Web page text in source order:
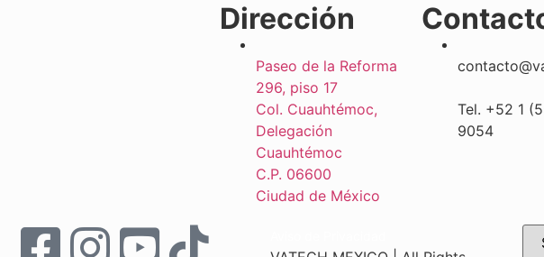
Dirección
Paseo de la Reforma
296, piso 17
Col. Cuauhtémoc,
Delegación
Cuauhtémoc
C.P. 06600
Ciudad de México
Tel. +52 1
9054